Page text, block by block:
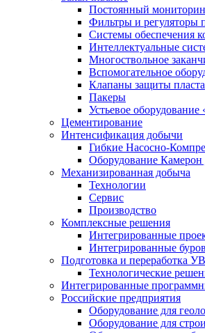
Постоянный
Фильтры и регуляторы
Cистемы обеспечения
Интеллектуальные
Многоствольное
Вспомогательное
Клапаны защиты пласта
Пакеры
Устьевое оборудование
Цементирование
Интенсификация добычи
Гибкие Насосно-
Оборудование
Механизированная добыча
Технологии
Сервис
Производство
Комплексные решения
Интегрированные
Интегрированные
Подготовка и переработка УВ
Технологические
Интегрированные
Российские предприятия
Оборудование для
Оборудование для